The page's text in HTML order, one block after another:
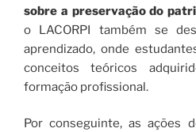
sobre a preservação do
o LACORPI também se
aprendizado, onde
conceitos teóricos
formação profissional.
Por conseguinte, as ações